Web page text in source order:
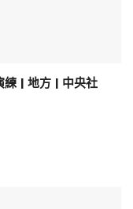
| 地方 | 中央社